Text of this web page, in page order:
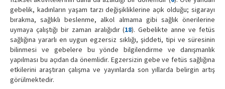
gebelik, kadınların yaşam tarzı değişikliklerine açık olduğu; sigarayı
bırakma, sağlıklı beslenme, alkol almama gibi sağlık önerilerine
uymaya çalıştığı bir zaman aralığıdır (18). Gebelikte anne ve fetüs
sağlığına yararlı en uygun egzersiz sıklığı, şiddeti, tipi ve süresinin
bilinmesi ve gebelere bu yönde bilgilendirme ve danışmanlık
yapılması bu açıdan da önemlidir. Egzersizin gebe ve fetüs sağlığına
etkilerini araştıran çalışma ve yayınlarda son yıllarda belirgin artış
görülmektedir.